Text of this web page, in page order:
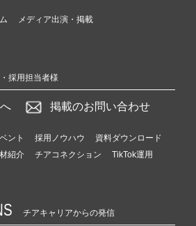
メディア出演・掲載
採用担当者様
掲載のお問い合わせ
ント 採用ノウハウ
資料ダウンロード
紹介 チアコネクション
TikTok運用
チアキャリアからの発信